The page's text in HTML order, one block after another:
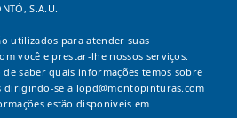
S.A.U.
utilizados para atender suas
você e prestar-lhe nossos serviços.
saber quais informações temos sobre
dirigindo-se a lopd@montopinturas.com
estão disponíveis em